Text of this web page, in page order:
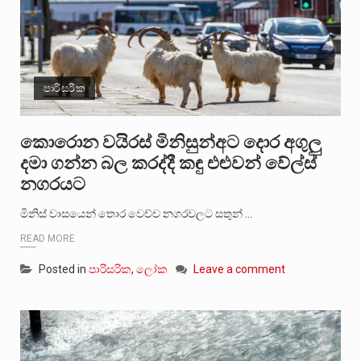
පාරිසරික
කොරොන වයිරස් මිනිසුන්අට දොර අගුලු
දමා ගන්න බල කරද්දී කඳු එළුවන් වේල්ස්
නගරයට
මිනිස් වාසයෙන් තොර වෙච්ච නගරවලට සතුන් …
READ MORE
Posted in පාරිසරික, ලෝක Leave a comment